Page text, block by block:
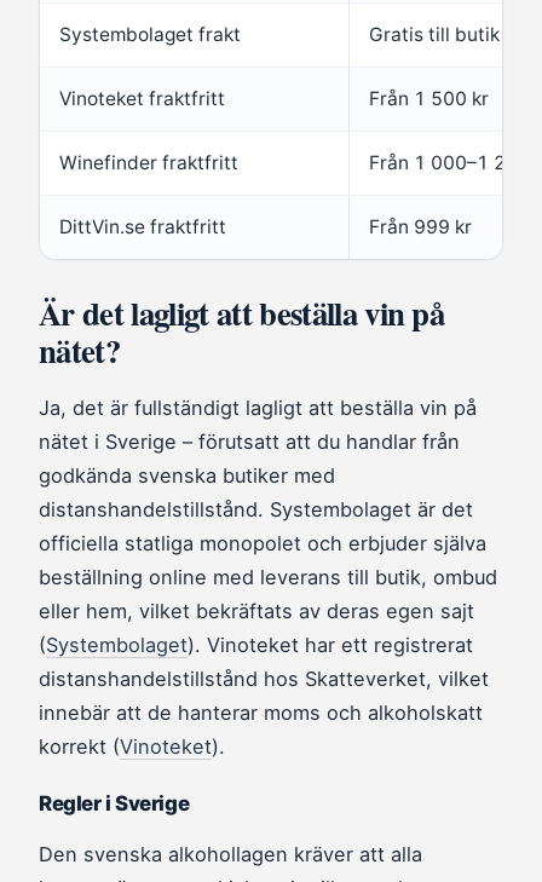
Systembolaget frakt Gratis till butik
Vinoteket fraktfritt Från 1 500 kr
Winefinder fraktfritt Från 1 000–1 200
DittVin.se fraktfritt Från 999 kr
Är det lagligt att beställa vin på
nätet?
Ja, det är fullständigt lagligt att beställa vin på
nätet i Sverige – förutsatt att du handlar från
godkända svenska butiker med
distanshandelstillstånd. Systembolaget är det
officiella statliga monopolet och erbjuder själva
beställning online med leverans till butik, ombud
eller hem, vilket bekräftats av deras egen sajt
(Systembolaget). Vinoteket har ett registrerat
distanshandelstillstånd hos Skatteverket, vilket
innebär att de hanterar moms och alkoholskatt
korrekt (Vinoteket).
Regler i Sverige
Den svenska alkohollagen kräver att alla